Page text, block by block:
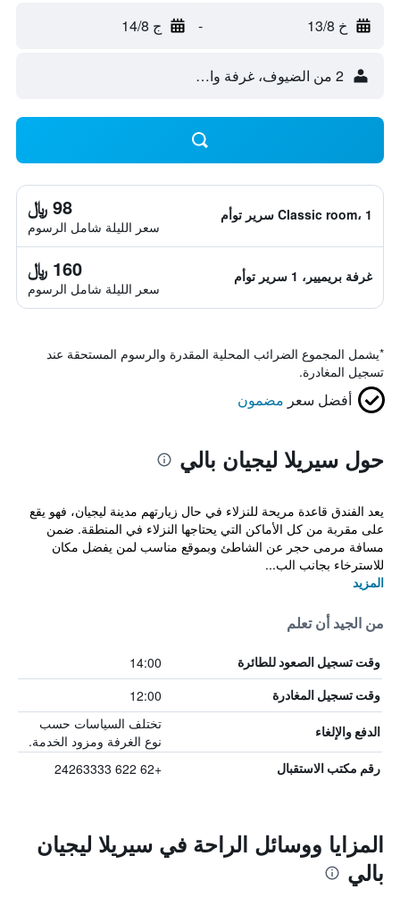
خ 13/8 - ج 14/8
2 من الضيوف، غرفة واحدة
Classic room، 1 سرير توأم 98 ﷼
سعر الليلة شامل الرسوم
غرفة بريميير، 1 سرير توأم 160 ﷼
سعر الليلة شامل الرسوم
*يشمل المجموع الضرائب المحلية المقدرة والرسوم المستحقة عند
تسجيل المغادرة.
أفضل سعر مضمون
حول سيريلا ليجيان بالي
يعد الفندق قاعدة مريحة للنزلاء في حال زيارتهم مدينة ليجيان، فهو يقع
على مقربة من كل الأماكن التي يحتاجها النزلاء في المنطقة. ضمن
مسافة مرمى حجر عن الشاطئ وبموقع مناسب لمن يفضل مكان
للاسترخاء بجانب الب...
المزيد
من الجيد أن تعلم
وقت تسجيل الصعود للطائرة 14:00
وقت تسجيل المغادرة 12:00
الدفع والإلغاء
تختلف السياسات حسب
نوع الغرفة ومزود الخدمة.
رقم مكتب الاستقبال +62 622 24263333
المزايا ووسائل الراحة في سيريلا ليجيان
بالي